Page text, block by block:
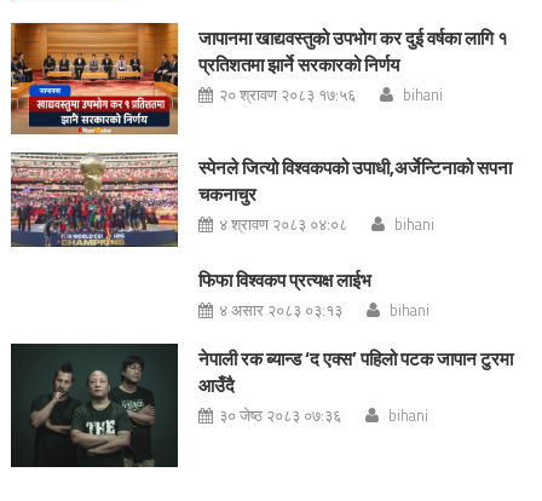
जापानमा खाद्यवस्तुको उपभोग कर दुई वर्षका लागि १
प्रतिशतमा झार्ने सरकारको निर्णय
२० श्रावण २०८३ १७:५६ bihani
स्पेनले जित्यो विश्वकपको उपाधी,अर्जेन्टिनाको सपना
चकनाचुर
४ श्रावण २०८३ ०४:०८ bihani
फिफा विश्वकप प्रत्यक्ष लाईभ
४ असार २०८३ ०३:१३ bihani
नेपाली रक ब्यान्ड ‘द एक्स’ पहिलो पटक जापान टुरमा
आउँदै
३० जेष्ठ २०८३ ०७:३६ bihani